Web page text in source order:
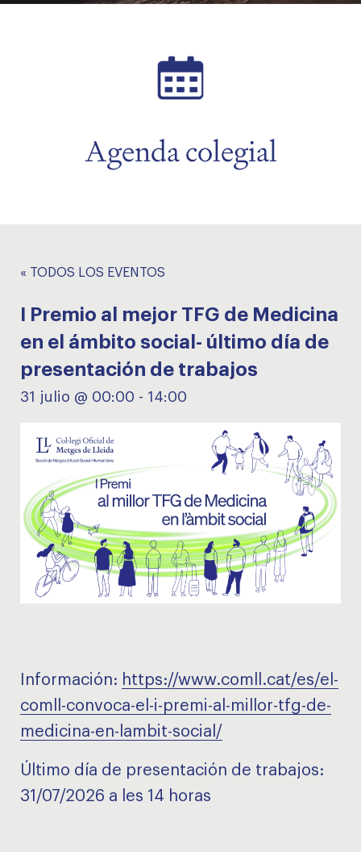
Agenda colegial
« TODOS LOS EVENTOS
I Premio al mejor TFG de Medicina
en el ámbito social- último día de
presentación de trabajos
31 julio @ 00:00 - 14:00
Información: https://www.comll.cat/es/el-
comll-convoca-el-i-premi-al-millor-tfg-de-
medicina-en-lambit-social/
Último día de presentación de trabajos:
31/07/2026 a les 14 horas